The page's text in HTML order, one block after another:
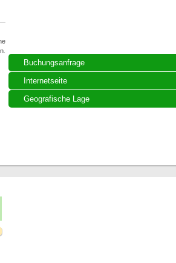
Buchungsanfrage
Internetseite
Geografische Lage